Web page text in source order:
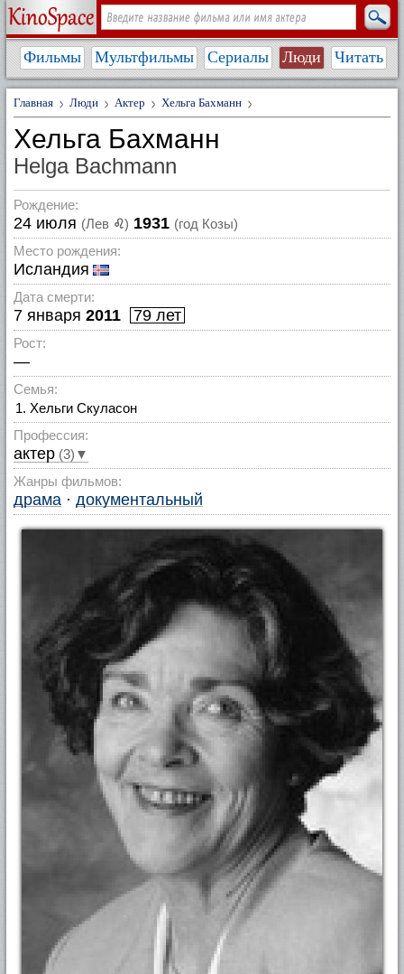
Фильмы Мультфильмы Сериалы Люди Читать
Главная Люди Актер Хельга Бахманн
Хельга Бахманн
Helga Bachmann
Рождение:
24 июля (Лев ♌) 1931 (год Козы)
Место рождения:
Исландия
Дата смерти:
7 января 2011 79 лет
Рост:
—
Семья:
Хельги Скуласон
Профессия:
актер (3)▼
Жанры фильмов:
драма · документальный